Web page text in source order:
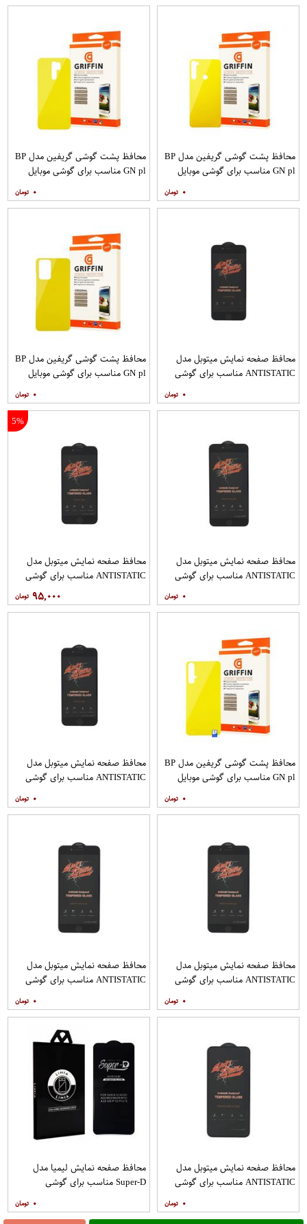
محافظ پشت گوشی گریفین مدل BP
GN pl مناسب برای گوشی موبایل
۰
محافظ پشت گوشی گریفین مدل BP
GN pl مناسب برای گوشی موبایل
۰
محافظ صفحه نمایش میتوبل مدل
ANTISTATIC مناسب برای گوشی
۰
محافظ پشت گوشی گریفین مدل BP
GN pl مناسب برای گوشی موبایل
۰
محافظ صفحه نمایش میتوبل مدل
ANTISTATIC مناسب برای گوشی
۰
5%
محافظ صفحه نمایش میتوبل مدل
ANTISTATIC مناسب برای گوشی
۹۵,۰۰۰
محافظ پشت گوشی گریفین مدل BP
GN pl مناسب برای گوشی موبایل
۰
محافظ صفحه نمایش میتوبل مدل
ANTISTATIC مناسب برای گوشی
۰
محافظ صفحه نمایش میتوبل مدل
ANTISTATIC مناسب برای گوشی
۰
محافظ صفحه نمایش میتوبل مدل
ANTISTATIC مناسب برای گوشی
۰
محافظ صفحه نمایش میتوبل مدل
ANTISTATIC مناسب برای گوشی
۰
محافظ صفحه نمایش لیمیا مدل
Super-D مناسب برای گوشی
۰